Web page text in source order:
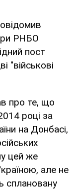
РНБО
пост
"військові
про те, що
році за
на Донбасі,
цей же
але не
сплановану